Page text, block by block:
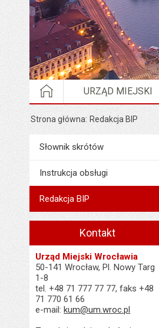
STRONA GŁÓWNA
URZĄD MIEJSKI
Strona główna Redakcja BIP
MenuNie wyświetlone w menu
Słownik skrótów
Instrukcja obsługi
Redakcja BIP
Kontakt
Urząd Miejski Wrocławia
50-141 Wrocław, Pl. Nowy Targ
1-8
tel. +48 71 777 77 77, faks +48
71 770 61 66
e-mail:kum@um.wroc.pl